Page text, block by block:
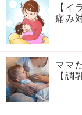
【
痛み
ママ
【調